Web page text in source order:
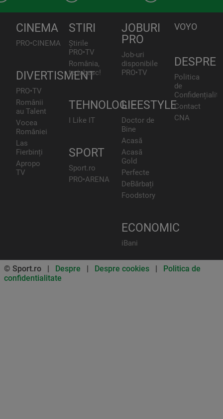
CINEMA
PRO•CINEMA
DIVERTISMENT
PRO•TV
Românii
au Talent
Vocea
României
Las
Fierbinți
Apropo
TV
STIRI
Știrile
PRO•TV
România,
te iubesc!
TEHNOLOGIE
I Like IT
SPORT
Sport.ro
PRO•ARENA
JOBURI
PRO
Job-uri
disponibile
PRO•TV
LIFESTYLE
Doctor de
Bine
Acasă
Acasă
Gold
Perfecte
DeBărbați
Foodstory
ECONOMIC
iBani
VOYO
DESPRE
Politica
de
Contact
CNA
© Sport.ro | Despre | Despre cookies | Politica de
confidentialitate